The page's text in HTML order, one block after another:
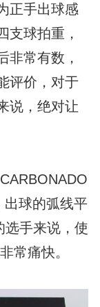
正手出球感
支球拍重，
非常有数，
评价，对于
说，绝对让
出球的弧线平
选手来说，使
常痛快。